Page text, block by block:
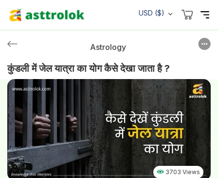
USD ($)
Astrology
कुंडली में जेल यात्रा का योग कैसे देखा जाता है ?
3703 Views